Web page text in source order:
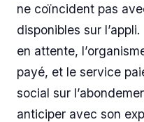
ne coïncident pas
disponibles sur
en attente,
payé, et le service
social sur
anticiper avec son